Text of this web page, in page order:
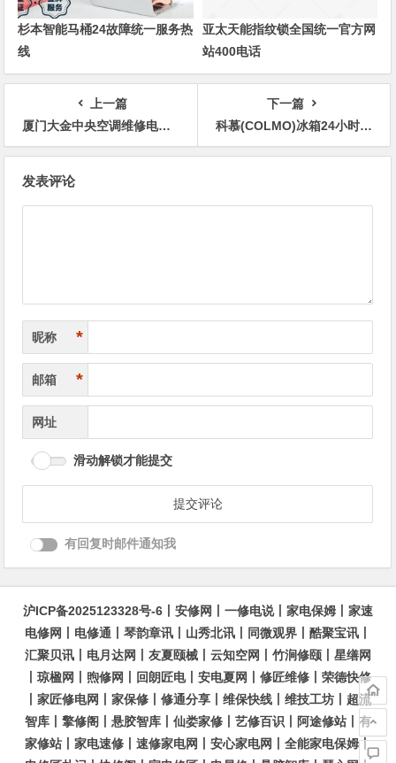
杉本智能马桶24故障统一服务热
线
亚太天能指纹锁全国统一官方网
站400电话
上一篇
厦门大金中央空调维修电话24小时在线客服报修
下一篇
科慕(COLMO)冰箱24小时厂家维修网点售后服务电话
发表评论
昵称 *
邮箱 *
网址
滑动解锁才能提交
有回复时邮件通知我
沪ICP备2025123328号-6 安修网 一修电说丨 家电保姆
家速
电修网
电修通 琴韵章讯 山秀北讯 同微观界 酷聚宝讯
汇聚贝讯
电月达网 友夏颐械 云知空网 竹涧修颐
星缮网
琼楹网 煦修网 回朗匠电丨 安电夏网 修匠维修
荣德快修
家匠修电网 家保修 修通分享 维保快线 维技工坊
超流
智库
擎修阁 悬胶智库 仙娄家修 艺修百识 阿途修站
有
家修站
家电速修 速修家电网 安心家电网 全能家电保姆丨